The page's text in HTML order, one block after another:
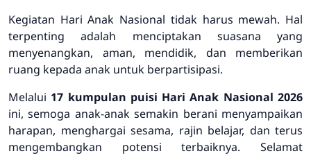
Kegiatan Hari Anak Nasional tidak harus mewah. Hal
terpenting adalah menciptakan suasana yang
menyenangkan, aman, mendidik, dan memberikan
ruang kepada anak untuk berpartisipasi.
Melalui 17 kumpulan puisi Hari Anak Nasional 2026
ini, semoga anak-anak semakin berani menyampaikan
harapan, menghargai sesama, rajin belajar, dan terus
mengembangkan potensi terbaiknya. Selamat